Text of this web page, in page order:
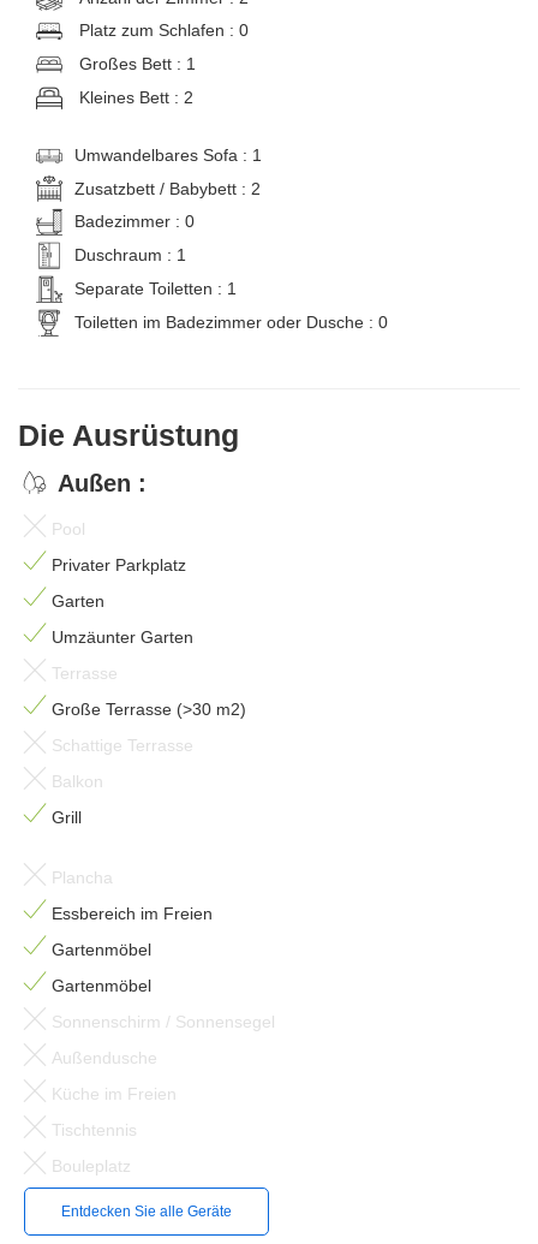
Platz zum Schlafen : 0
Großes Bett : 1
Kleines Bett : 2
Umwandelbares Sofa : 1
Zusatzbett / Babybett : 2
Badezimmer : 0
Duschraum : 1
Separate Toiletten : 1
Toiletten im Badezimmer oder Dusche : 0
Die Ausrüstung
Außen :
Pool
Privater Parkplatz
Garten
Umzäunter Garten
Terrasse
Große Terrasse (>30 m2)
Schattige Terrasse
Balkon
Grill
Plancha
Essbereich im Freien
Gartenmöbel
Gartenmöbel
Sonnenschirm / Sonnensegel
Außendusche
Küche im Freien
Tischtennis
Bouleplatz
Entdecken Sie alle Geräte